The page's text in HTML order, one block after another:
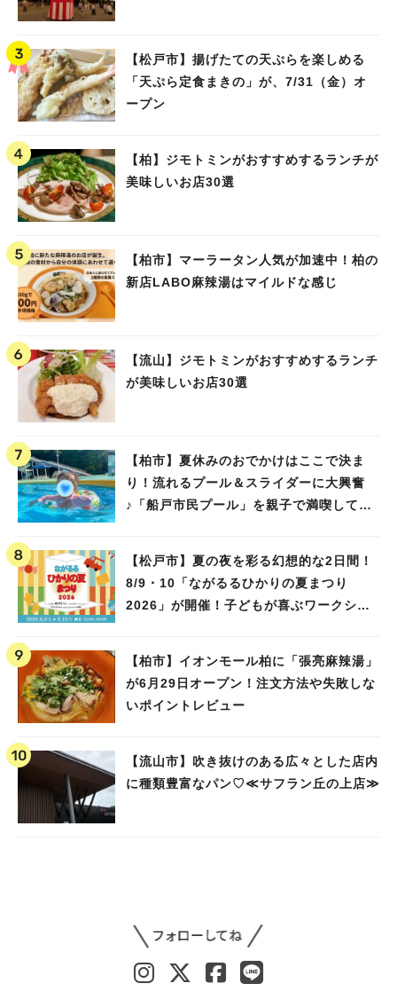
【松戸市】揚げたての天ぷらを楽しめる
「天ぷら定食まきの」が、7/31（金）オ
ープン
【柏】ジモトミンがおすすめするランチが
美味しいお店30選
【柏市】マーラータン人気が加速中！柏の
新店LABO麻辣湯はマイルドな感じ
【流山】ジモトミンがおすすめするランチ
が美味しいお店30選
【柏市】夏休みのおでかけはここで決ま
り！流れるプール＆スライダーに大興奮
♪「船戸市民プール」を親子で満喫してき
【松戸市】夏の夜を彩る幻想的な2日間！
8/9・10「ながるるひかりの夏まつり
2026」が開催！子どもが喜ぶワークショ
【柏市】イオンモール柏に「張亮麻辣湯」
が6月29日オープン！注文方法や失敗しな
いポイントレビュー
【流山市】吹き抜けのある広々とした店内
に種類豊富なパン♡≪サフラン丘の上店≫